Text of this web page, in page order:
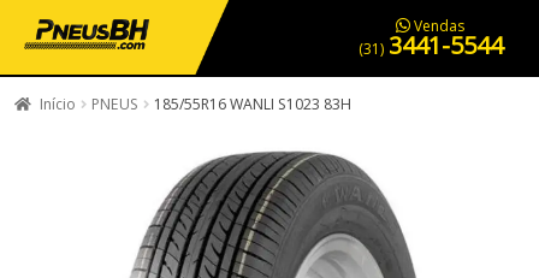
PNEUS EM OFERTA SERVIÇOS AUTOMOTIVOS NOSSA LOJA
Vendas
(31) 3441-5544
Início PNEUS 185/55R16 WANLI S1023 83H